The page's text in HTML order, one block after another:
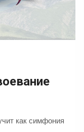
как симфония